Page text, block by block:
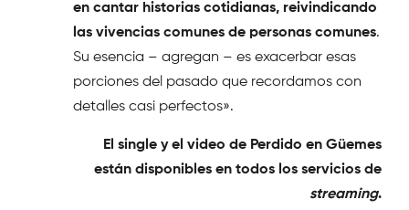
en cantar historias cotidianas, reivindicando
las vivencias comunes de personas comunes.
Su esencia – agregan – es exacerbar esas
porciones del pasado que recordamos con
detalles casi perfectos».
El single y el video de Perdido en Güemes
están disponibles en todos los servicios de
streaming.